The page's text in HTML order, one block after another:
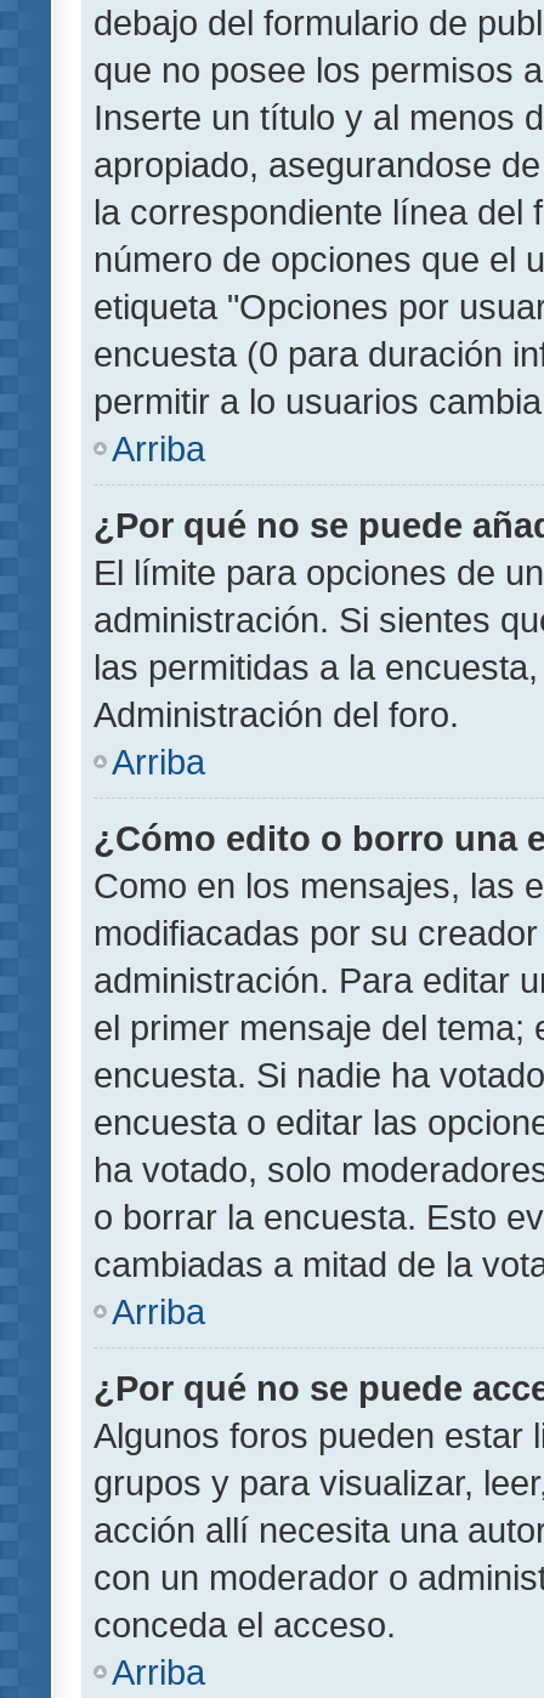
debajo del formulario de
que no posee los permisos
Inserte un título y al menos
apropiado, asegurandose
la correspondiente línea del
número de opciones que el
etiqueta "Opciones por
encuesta (0 para duración
permitir a lo usuarios
Arriba
¿Por qué no se puede
El límite para opciones de
administración. Si sientes
las permitidas a la
Administración del foro.
Arriba
¿Cómo edito o borro una
Como en los mensajes, las
modifiacadas por su
administración. Para editar
el primer mensaje del
encuesta. Si nadie ha
encuesta o editar las
ha votado, solo
o borrar la encuesta. Esto
cambiadas a mitad de la
Arriba
¿Por qué no se puede
Algunos foros pueden estar
grupos y para visualizar,
acción allí necesita una
con un moderador o
conceda el acceso.
Arriba